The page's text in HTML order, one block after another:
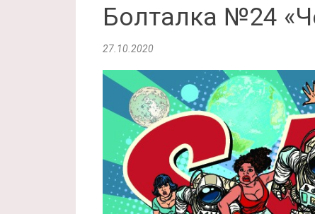
Болталка №24
27.10.2020